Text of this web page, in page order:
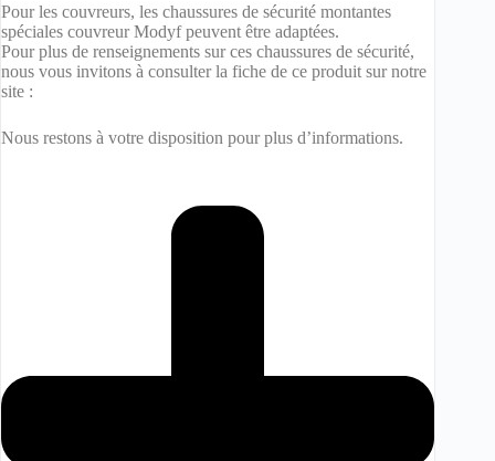
Pour les couvreurs, les chaussures de sécurité montantes
spéciales couvreur Modyf peuvent être adaptées.
Pour plus de renseignements sur ces chaussures de sécurité,
nous vous invitons à consulter la fiche de ce produit sur notre
site :
Nous restons à votre disposition pour plus d’informations.